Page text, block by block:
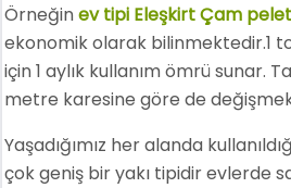
Örneğinev tipi Eleşkirt Çam
ekonomik olarak bilinmektedir.1
için 1 aylık kullanım ömrü sunar.
metre karesine göre de
Yaşadığımız her alanda
çok geniş bir yakı tipidir evlerde